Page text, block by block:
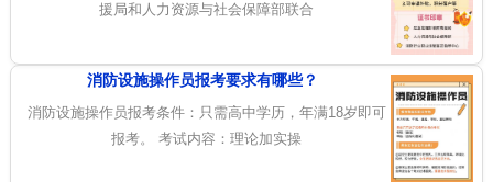
援局和人力资源与社会保障部联合
消防设施操作员报考要求有哪些？
消防设施操作员报考条件：只需高中学历，年满18岁即可
报考。 考试内容：理论加实操